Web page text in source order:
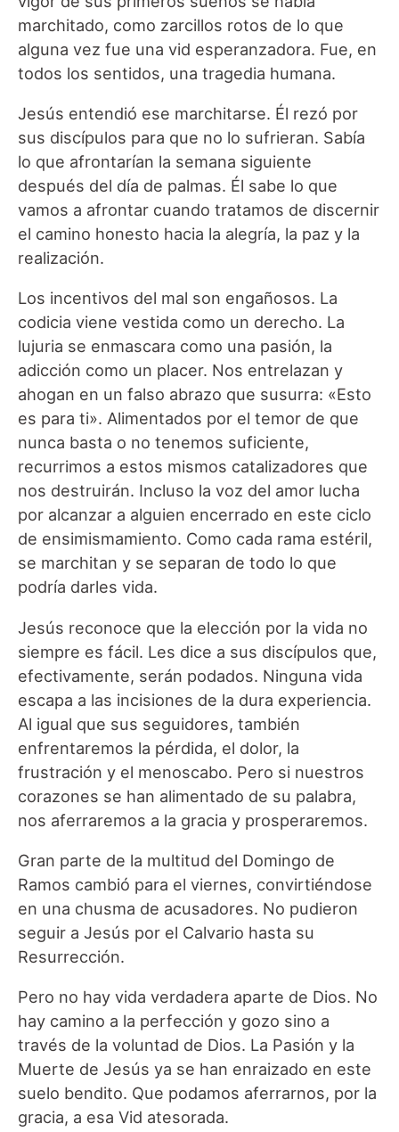
marchitado, como zarcillos rotos de lo que
alguna vez fue una vid esperanzadora. Fue, en
todos los sentidos, una tragedia humana.
Jesús entendió ese marchitarse. Él rezó por
sus discípulos para que no lo sufrieran. Sabía
lo que afrontarían la semana siguiente
después del día de palmas. Él sabe lo que
vamos a afrontar cuando tratamos de discernir
el camino honesto hacia la alegría, la paz y la
realización.
Los incentivos del mal son engañosos. La
codicia viene vestida como un derecho. La
lujuria se enmascara como una pasión, la
adicción como un placer. Nos entrelazan y
ahogan en un falso abrazo que susurra: «Esto
es para ti». Alimentados por el temor de que
nunca basta o no tenemos suficiente,
recurrimos a estos mismos catalizadores que
nos destruirán. Incluso la voz del amor lucha
por alcanzar a alguien encerrado en este ciclo
de ensimismamiento. Como cada rama estéril,
se marchitan y se separan de todo lo que
podría darles vida.
Jesús reconoce que la elección por la vida no
siempre es fácil. Les dice a sus discípulos que,
efectivamente, serán podados. Ninguna vida
escapa a las incisiones de la dura experiencia.
Al igual que sus seguidores, también
enfrentaremos la pérdida, el dolor, la
frustración y el menoscabo. Pero si nuestros
corazones se han alimentado de su palabra,
nos aferraremos a la gracia y prosperaremos.
Gran parte de la multitud del Domingo de
Ramos cambió para el viernes, convirtiéndose
en una chusma de acusadores. No pudieron
seguir a Jesús por el Calvario hasta su
Resurrección.
Pero no hay vida verdadera aparte de Dios. No
hay camino a la perfección y gozo sino a
través de la voluntad de Dios. La Pasión y la
Muerte de Jesús ya se han enraizado en este
suelo bendito. Que podamos aferrarnos, por la
gracia, a esa Vid atesorada.